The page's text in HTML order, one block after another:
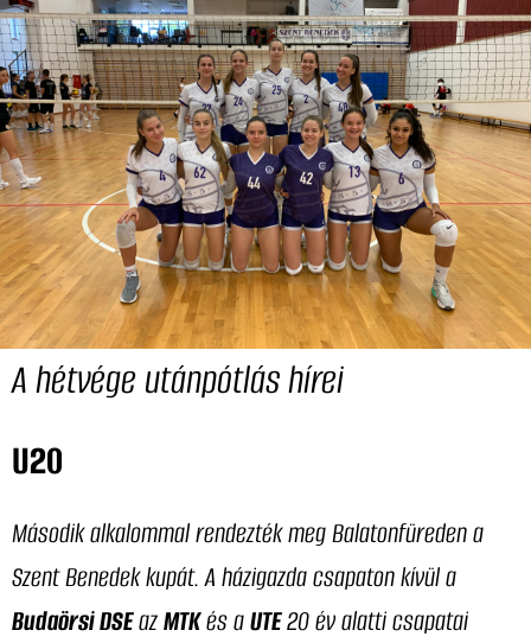
A hétvége utánpótlás hírei
U20
Második alkalommal rendezték meg Balatonfüreden a
Szent Benedek kupát. A házigazda csapaton kívül a
Budaörsi DSEazMTKés aUTE20 év alatti csapatai